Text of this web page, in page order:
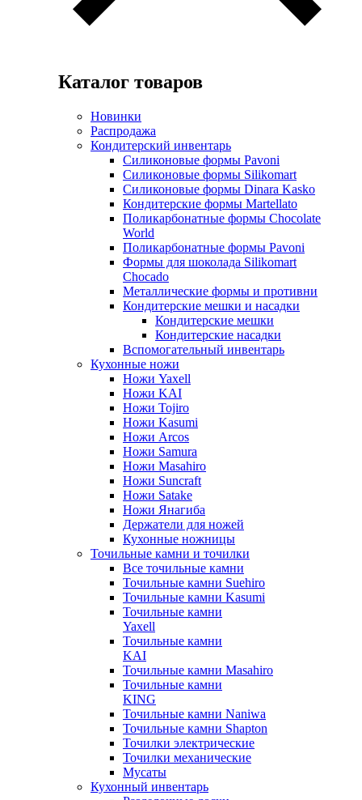
Каталог товаров
Новинки
Распродажа
Кондитерский инвентарь
Силиконовые формы Pavoni
Силиконовые формы Silikomart
Силиконовые формы Dinara Kasko
Кондитерские формы Martellato
Поликарбонатные формы Chocolate
World
Поликарбонатные формы Pavoni
Формы для шоколада Silikomart
Chocado
Металлические формы и противни
Кондитерские мешки и насадки
Кондитерские мешки
Кондитерские насадки
Вспомогательный инвентарь
Кухонные ножи
Ножи Yaxell
Ножи KAI
Ножи Tojiro
Ножи Kasumi
Ножи Arcos
Ножи Samura
Ножи Masahiro
Ножи Suncraft
Ножи Satake
Ножи Янагиба
Держатели для ножей
Кухонные ножницы
Точильные камни и точилки
Все точильные камни
Точильные камни Suehiro
Точильные камни Kasumi
Точильные камни
Yaxell
Точильные камни
KAI
Точильные камни Masahiro
Точильные камни
KING
Точильные камни Naniwa
Точильные камни Shapton
Точилки электрические
Точилки механические
Мусаты
Кухонный инвентарь